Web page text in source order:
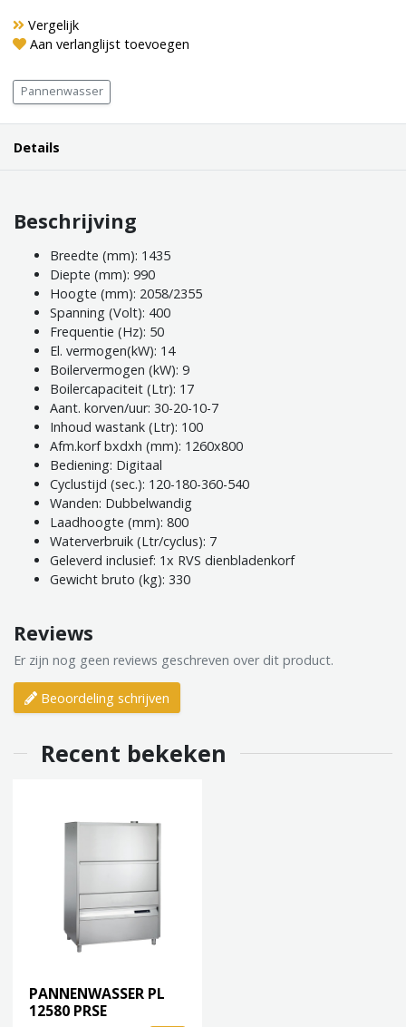
Vergelijk
Aan verlanglijst toevoegen
Pannenwasser
Details
Beschrijving
Breedte (mm): 1435
Diepte (mm): 990
Hoogte (mm): 2058/2355
Spanning (Volt): 400
Frequentie (Hz): 50
El. vermogen(kW): 14
Boilervermogen (kW): 9
Boilercapaciteit (Ltr): 17
Aant. korven/uur: 30-20-10-7
Inhoud wastank (Ltr): 100
Afm.korf bxdxh (mm): 1260x800
Bediening: Digitaal
Cyclustijd (sec.): 120-180-360-540
Wanden: Dubbelwandig
Laadhoogte (mm): 800
Waterverbruik (Ltr/cyclus): 7
Geleverd inclusief: 1x RVS dienbladenkorf
Gewicht bruto (kg): 330
Reviews
Er zijn nog geen reviews geschreven over dit product.
Beoordeling schrijven
Recent bekeken
PANNENWASSER PL
12580 PRSE